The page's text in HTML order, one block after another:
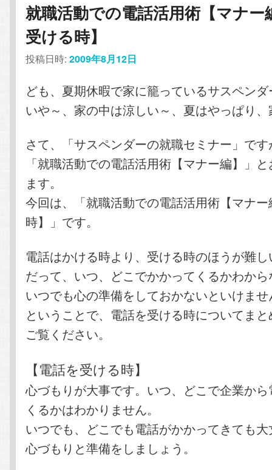
就職活動での電話活用術【マナ
受ける時】
投稿日時:2009年8月12日
ども、夏期休暇で家に籠っているサスペン
いや～、家の中は涼しい～、夏はやっぱり
さて、「サスペンダーの就職セミナー」で
「就職活動での電話活用術【マナー編】」
ます。
今回は、「就職活動での電話活用術【マナ
時】」です。
電話はかける時より、受ける時のほうが難
だって、いつ、どこでかかってくるかわか
いつでも心の準備をしておかないといけま
ということで、電話を受ける時についてま
ご覧ください。
【電話を受ける時】
心づもりが大事です。いつ、どこで企業か
くるかはわかりません。
いつでも、どこでも電話がかかってきても
心づもりと準備をしましょう。